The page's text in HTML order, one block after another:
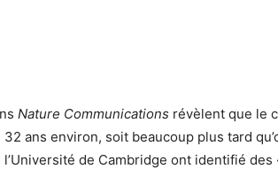
Nature Communications révèlent que le
32 ans environ, soit beaucoup plus tard
de Cambridge ont identifié des